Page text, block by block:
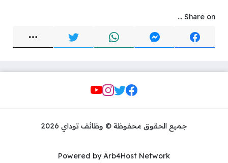
Share on ...
Social Links
جميع الحقوق محفوظة © وظائف توداي 2026
Powered by Arb4Host Network